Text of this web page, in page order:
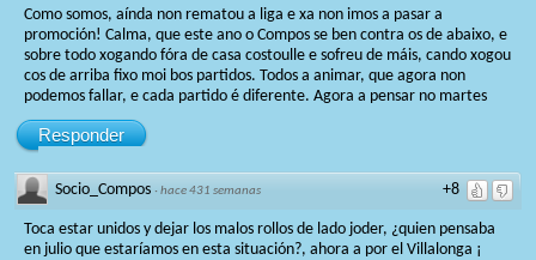
Como somos, aínda non rematou a liga e xa non imos a pasar a
promoción! Calma, que este ano o Compos se ben contra os de abaixo, e
sobre todo xogando fóra de casa costoulle e sofreu de máis, cando xogou
cos de arriba fixo moi bos partidos. Todos a animar, que agora non
podemos fallar, e cada partido é diferente. Agora a pensar no martes
Responder
+8
Socio_Compos ·hace 431 semanas
Toca estar unidos y dejar los malos rollos de lado joder, ¿quien pensaba
en julio que estaríamos en esta situación?, ahora a por el Villalonga ¡